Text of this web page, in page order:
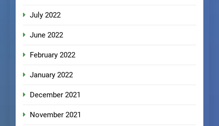
July 2022
June 2022
February 2022
January 2022
December 2021
November 2021